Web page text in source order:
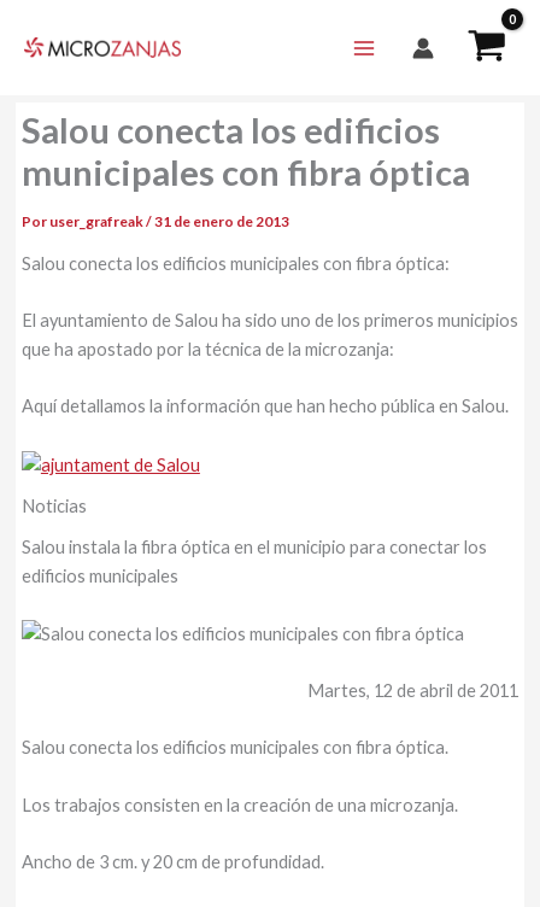
Salou conecta los edificios
municipales con fibra óptica
Por user_grafreak/31 de enero de 2013
Salou conecta los edificios municipales con fibra óptica:
El ayuntamiento de Salou ha sido uno de los primeros municipios
que ha apostado por la técnica de la microzanja:
Aquí detallamos la información que han hecho pública en Salou.
Noticias
Salou instala la fibra óptica en el municipio para conectar los
edificios municipales
Martes, 12 de abril de 2011
Salou conecta los edificios municipales con fibra óptica.
Los trabajos consisten en la creación de una microzanja.
Ancho de 3 cm. y 20 cm de profundidad.